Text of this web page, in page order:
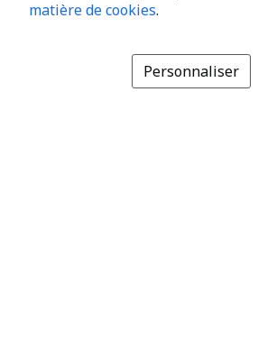
matière de cookies.
Personnaliser